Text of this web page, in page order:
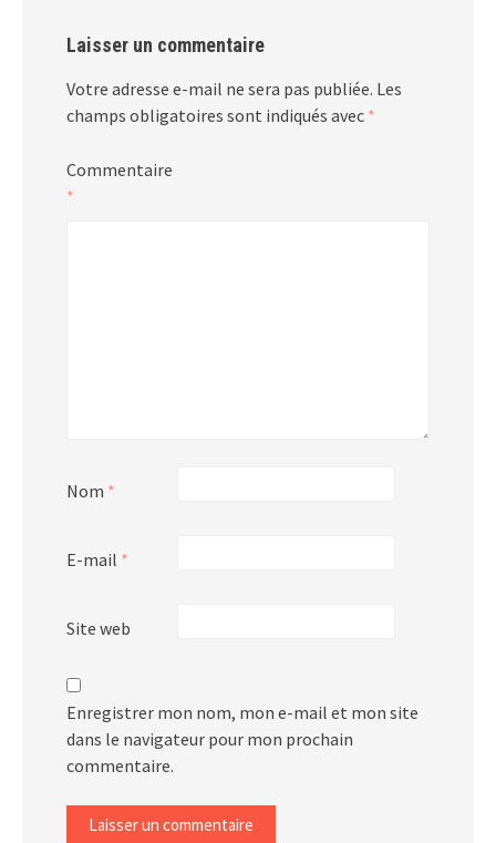
Laisser un commentaire
Votre adresse e-mail ne sera pas publiée. Les
champs obligatoires sont indiqués avec *
Commentaire
*
Nom *
E-mail *
Site web
Enregistrer mon nom, mon e-mail et mon site
dans le navigateur pour mon prochain
commentaire.